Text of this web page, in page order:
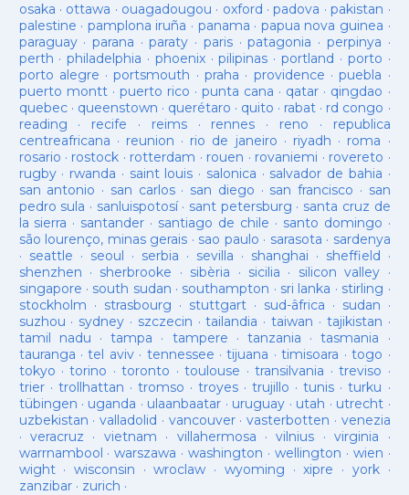
osaka · ottawa · ouagadougou · oxford ·padova ·pakistan ·
palestine · pamplona iruña · panama · papua nova guinea ·
paraguay· parana ·paraty · paris·patagonia · perpinya ·
perth ·philadelphia · phoenix·pilipinas ·portland · porto ·
porto alegre ·portsmouth ·praha · providence ·puebla ·
puerto montt· puerto rico ·punta cana · qatar · qingdao ·
quebec· queenstown · querétaro · quito · rabat · rd congo ·
reading · recife · reims· rennes · reno · republica
centreafricana · reunion · rio de janeiro · riyadh · roma ·
rosario · rostock · rotterdam · rouen · rovaniemi · rovereto ·
rugby· rwanda · saint louis · salonica · salvador de bahia ·
san antonio · san carlos· san diego · san francisco · san
pedro sula · sanluispotosí· sant petersburg · santa cruz de
la sierra · santander · santiago de chile · santo domingo ·
são lourenço, minas gerais · sao paulo · sarasota · sardenya
· seattle · seoul · serbia · sevilla · shanghai · sheffield ·
shenzhen · sherbrooke · sibèria · sicilia · silicon valley ·
singapore · south sudan · southampton · sri lanka · stirling ·
stockholm · strasbourg · stuttgart· sud-âfrica · sudan ·
suzhou · sydney · szczecin ·tailandia ·taiwan · tajikistan ·
tamil nadu ·tampa · tampere · tanzania ·tasmania ·
tauranga ·tel aviv· tennessee ·tijuana ·timisoara ·togo ·
tokyo ·torino ·toronto ·toulouse ·transilvania ·treviso ·
trier· trollhattan · tromso · troyes·trujillo ·tunis ·turku ·
tübingen · uganda · ulaanbaatar · uruguay · utah · utrecht ·
uzbekistan · valladolid · vancouver· vasterbotten · venezia
· veracruz · vietnam · villahermosa ·vilnius ·virginia ·
warrnambool ·warszawa ·washington · wellington · wien ·
wight· wisconsin ·wroclaw · wyoming ·xipre · york·
zanzibar· zurich ·